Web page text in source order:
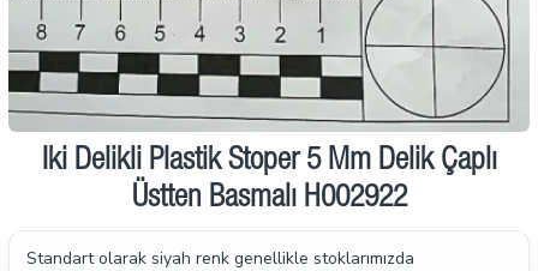
İki Delikli Plastik Stoper 5 Mm Delik Çaplı
Üstten Basmalı H002922
Standart olarak siyah renk genellikle stoklarımızda